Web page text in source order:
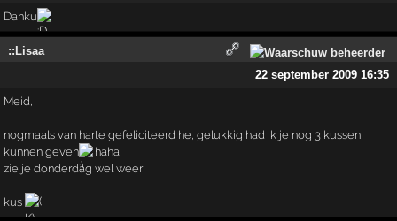
Danku
::Lisaa
22 september 2009 16:35
Meid,
nogmaals van harte gefeliciteerd he, gelukkig had ik je nog 3 kussen
kunnen geven
haha
zie je donderdag wel weer
kus